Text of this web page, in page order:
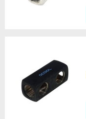
Violet
Couleur
Noir